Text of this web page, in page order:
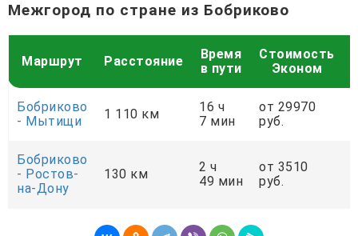
Межгород по стране из Бобриково
Маршрут Расстояние
Время
в пути
Стоимость
Эконом
Бобриково
- Мытищи
1 110 км
16 ч
7 мин
от 29970
руб.
Бобриково
- Ростов-
на-Дону
130 км
2 ч
49 мин
от 3510
руб.